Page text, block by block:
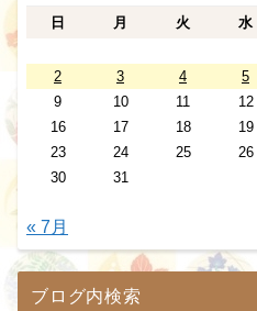
日 月 火 水
2
3 4 5
9
10 11 12
16
17 18 19
23
24 25 26
30
31
« 7月
ブログ内検索